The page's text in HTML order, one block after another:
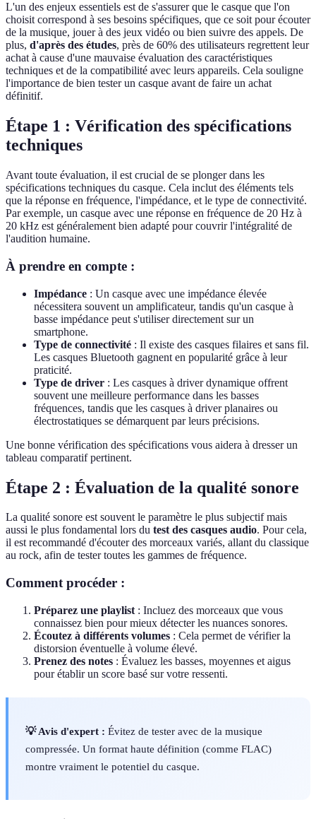
L'un des enjeux essentiels est de s'assurer que le casque que l'on
choisit correspond à ses besoins spécifiques, que ce soit pour écouter
de la musique, jouer à des jeux vidéo ou bien suivre des appels. De
plus, d'après des études, près de 60% des utilisateurs regrettent leur
achat à cause d'une mauvaise évaluation des caractéristiques
techniques et de la compatibilité avec leurs appareils. Cela souligne
l'importance de bien tester un casque avant de faire un achat
définitif.
Étape 1 : Vérification des spécifications
techniques
Avant toute évaluation, il est crucial de se plonger dans les
spécifications techniques du casque. Cela inclut des éléments tels
que la réponse en fréquence, l'impédance, et le type de connectivité.
Par exemple, un casque avec une réponse en fréquence de 20 Hz à
20 kHz est généralement bien adapté pour couvrir l'intégralité de
l'audition humaine.
À prendre en compte :
Impédance : Un casque avec une impédance élevée
nécessitera souvent un amplificateur, tandis qu'un casque à
basse impédance peut s'utiliser directement sur un
smartphone.
Type de connectivité : Il existe des casques filaires et sans fil.
Les casques Bluetooth gagnent en popularité grâce à leur
praticité.
Type de driver : Les casques à driver dynamique offrent
souvent une meilleure performance dans les basses
fréquences, tandis que les casques à driver planaires ou
électrostatiques se démarquent par leurs précisions.
Une bonne vérification des spécifications vous aidera à dresser un
tableau comparatif pertinent.
Étape 2 : Évaluation de la qualité sonore
La qualité sonore est souvent le paramètre le plus subjectif mais
aussi le plus fondamental lors du test des casques audio. Pour cela,
il est recommandé d'écouter des morceaux variés, allant du classique
au rock, afin de tester toutes les gammes de fréquence.
Comment procéder :
Préparez une playlist : Incluez des morceaux que vous
connaissez bien pour mieux détecter les nuances sonores.
Écoutez à différents volumes : Cela permet de vérifier la
distorsion éventuelle à volume élevé.
Prenez des notes : Évaluez les basses, moyennes et aigus
pour établir un score basé sur votre ressenti.
💡 Avis d'expert : Évitez de tester avec de la musique
compressée. Un format haute définition (comme FLAC)
montre vraiment le potentiel du casque.